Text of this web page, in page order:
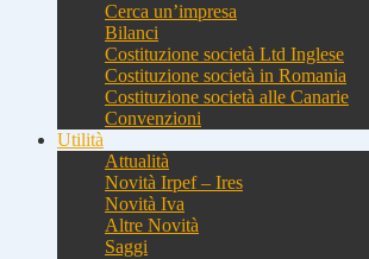
Cerca un’impresa
Bilanci
Costituzione società Ltd Inglese
Costituzione società in Romania
Costituzione società alle Canarie
Convenzioni
Utilità
Attualità
Novità Irpef – Ires
Novità Iva
Altre Novità
Saggi